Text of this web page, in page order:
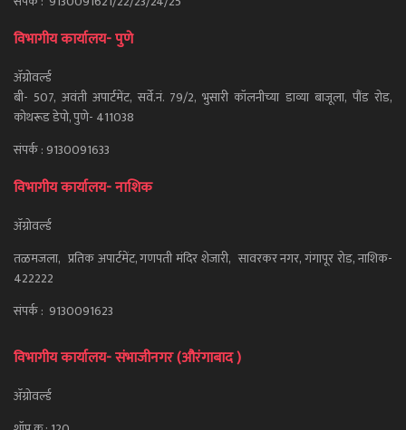
विभागीय कार्यालय- पुणे
ॲग्रोवर्ल्ड
बी- 507, अवंती अपार्टमेंट, सर्वे.नं. 79/2, भुसारी कॉलनीच्या डाव्या बाजूला, पौंड रोड,
कोथरूड डेपो, पुणे- 411038
संपर्क : 9130091633
विभागीय कार्यालय- नाशिक
ॲग्रोवर्ल्ड
तळमजला, प्रतिक अपार्टमेंट, गणपती मंदिर शेजारी, सावरकर नगर, गंगापूर रोड, नाशिक-
422222
संपर्क : 9130091623
विभागीय कार्यालय- संभाजीनगर (औरंगाबाद )
ॲग्रोवर्ल्ड